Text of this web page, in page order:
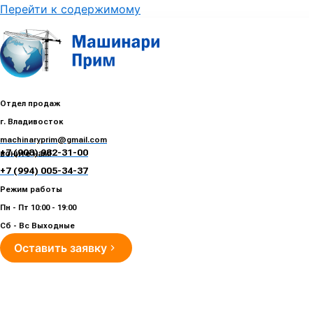
Перейти к содержимому
Отдел продаж
г. Владивосток
machinaryprim@gmail.com
нам!
+7 (908) 982-31-00
+7 (994) 005-34-37
Режим работы
Пн - Пт 10:00 - 19:00
Сб - Вс Выходные
Оставить заявку